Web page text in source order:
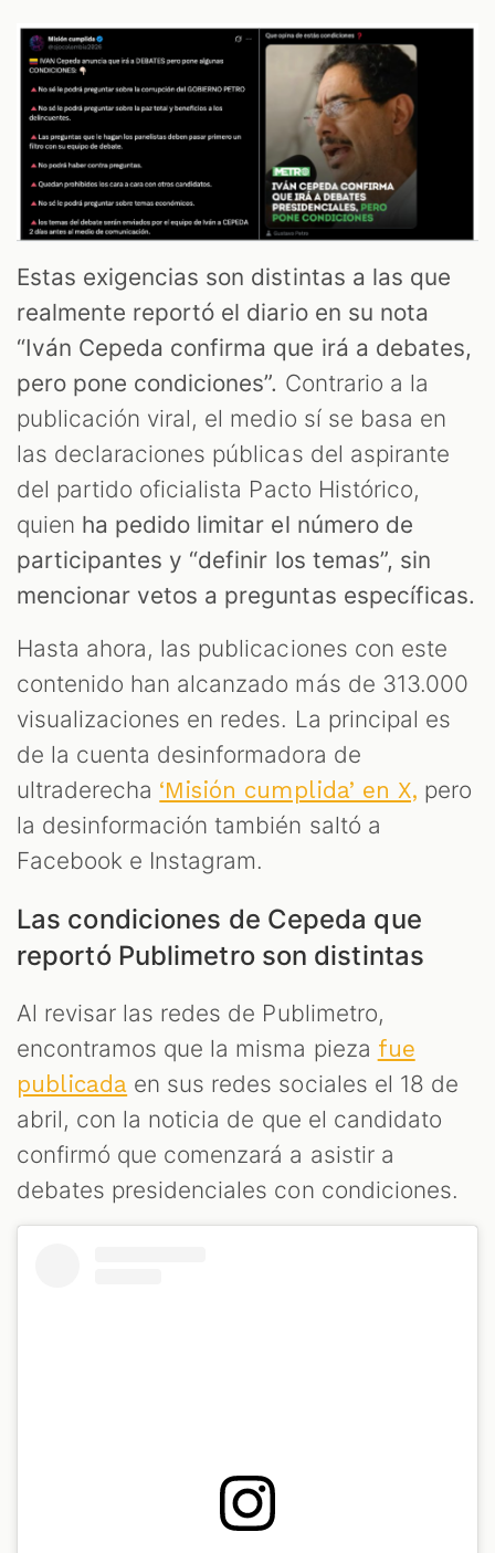
Estas exigencias son distintas a las que
realmente reportó el diario en su nota
“Iván Cepeda confirma que irá a debates,
pero pone condiciones”. Contrario a la
publicación viral, el medio sí se basa en
las declaraciones públicas del aspirante
del partido oficialista Pacto Histórico,
quien ha pedido limitar el número de
participantes y “definir los temas”, sin
mencionar vetos a preguntas específicas.
Hasta ahora, las publicaciones con este
contenido han alcanzado más de 313.000
visualizaciones en redes. La principal es
de la cuenta desinformadora de
ultraderecha ‘Misión cumplida’ en X, pero
la desinformación también saltó a
Facebook e Instagram.
Las condiciones de Cepeda que
reportó Publimetro son distintas
Al revisar las redes de Publimetro,
encontramos que la misma pieza fue
publicada en sus redes sociales el 18 de
abril, con la noticia de que el candidato
confirmó que comenzará a asistir a
debates presidenciales con condiciones.